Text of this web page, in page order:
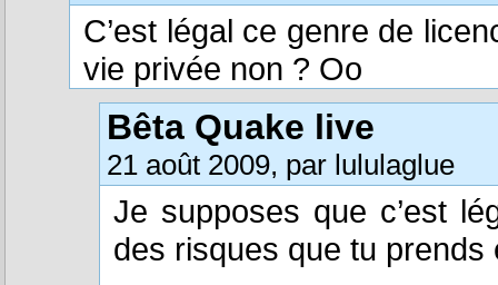
C’est légal ce genre de
vie privée non ? Oo
Bêta Quake live
21 août 2009, par lululaglue
Je supposes que c’est
des risques que tu